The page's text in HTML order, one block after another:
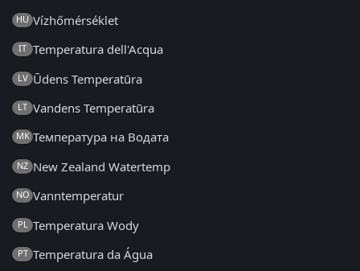
HU Vízhőmérséklet
IT Temperatura dell'Acqua
LV Ūdens Temperatūra
LT Vandens Temperatūra
MK Температура на Водата
NZ New Zealand Watertemp
NO Vanntemperatur
PL Temperatura Wody
PT Temperatura da Água